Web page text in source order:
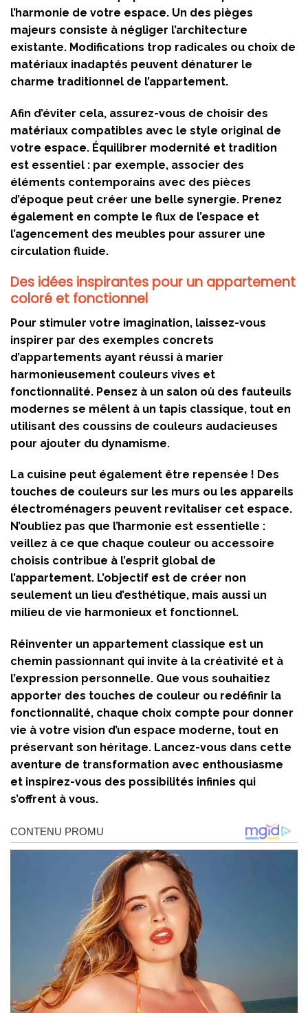
l’harmonie de votre espace. Un des pièges
majeurs consiste à négliger l’architecture
existante. Modifications trop radicales ou choix de
matériaux inadaptés peuvent dénaturer le
charme traditionnel de l’appartement.
Afin d’éviter cela, assurez-vous de choisir des
matériaux compatibles avec le style original de
votre espace. Équilibrer modernité et tradition
est essentiel : par exemple, associer des
éléments contemporains avec des pièces
d’époque peut créer une belle synergie. Prenez
également en compte le flux de l’espace et
l’agencement des meubles pour assurer une
circulation fluide.
Des idées inspirantes pour un appartement
coloré et fonctionnel
Pour stimuler votre imagination, laissez-vous
inspirer par des exemples concrets
d’appartements ayant réussi à marier
harmonieusement couleurs vives et
fonctionnalité. Pensez à un salon où des fauteuils
modernes se mêlent à un tapis classique, tout en
utilisant des coussins de couleurs audacieuses
pour ajouter du dynamisme.
La cuisine peut également être repensée ! Des
touches de couleurs sur les murs ou les appareils
électroménagers peuvent revitaliser cet espace.
N’oubliez pas que l’harmonie est essentielle :
veillez à ce que chaque couleur ou accessoire
choisis contribue à l’esprit global de
l’appartement. L’objectif est de créer non
seulement un lieu d’esthétique, mais aussi un
milieu de vie harmonieux et fonctionnel.
Réinventer un appartement classique est un
chemin passionnant qui invite à la créativité et à
l’expression personnelle. Que vous souhaitiez
apporter des touches de couleur ou redéfinir la
fonctionnalité, chaque choix compte pour donner
vie à votre vision d’un espace moderne, tout en
préservant son héritage. Lancez-vous dans cette
aventure de transformation avec enthousiasme
et inspirez-vous des possibilités infinies qui
s’offrent à vous.